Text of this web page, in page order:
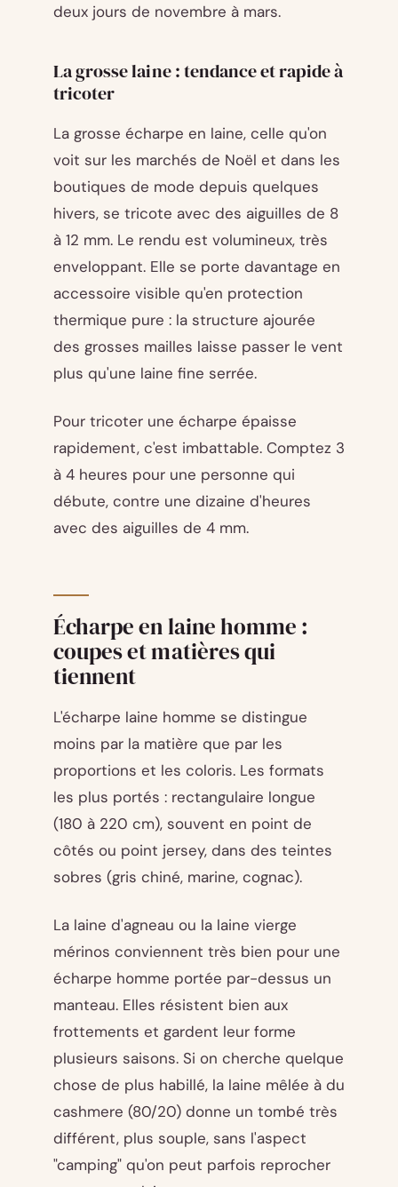
deux jours de novembre à mars.
La grosse laine : tendance et rapide à
tricoter
La grosse écharpe en laine, celle qu'on
voit sur les marchés de Noël et dans les
boutiques de mode depuis quelques
hivers, se tricote avec des aiguilles de 8
à 12 mm. Le rendu est volumineux, très
enveloppant. Elle se porte davantage en
accessoire visible qu'en protection
thermique pure : la structure ajourée
des grosses mailles laisse passer le vent
plus qu'une laine fine serrée.
Pour tricoter une écharpe épaisse
rapidement, c'est imbattable. Comptez 3
à 4 heures pour une personne qui
débute, contre une dizaine d'heures
avec des aiguilles de 4 mm.
Écharpe en laine homme :
coupes et matières qui
tiennent
L'écharpe laine homme se distingue
moins par la matière que par les
proportions et les coloris. Les formats
les plus portés : rectangulaire longue
(180 à 220 cm), souvent en point de
côtés ou point jersey, dans des teintes
sobres (gris chiné, marine, cognac).
La laine d'agneau ou la laine vierge
mérinos conviennent très bien pour une
écharpe homme portée par-dessus un
manteau. Elles résistent bien aux
frottements et gardent leur forme
plusieurs saisons. Si on cherche quelque
chose de plus habillé, la laine mêlée à du
cashmere (80/20) donne un tombé très
différent, plus souple, sans l'aspect
"camping" qu'on peut parfois reprocher